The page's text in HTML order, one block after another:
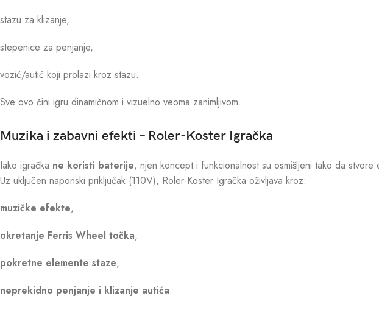
stazu za klizanje,
stepenice za penjanje,
vozić/autić koji prolazi kroz stazu.
Sve ovo čini igru dinamičnom i vizuelno veoma zanimljivom.
Muzika i zabavni efekti – Roler-Koster Igračka
Iako igračka ne koristi baterije, njen koncept i funkcionalnost su osmišljeni tako da stvore
Uz uključen naponski priključak (110V), Roler-Koster Igračka oživljava kroz:
muzičke efekte,
okretanje Ferris Wheel točka,
pokretne elemente staze,
neprekidno penjanje i klizanje autića.